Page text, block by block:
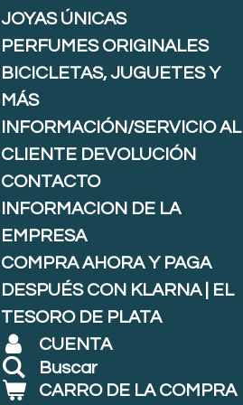
JOYAS ÚNICAS
PERFUMES ORIGINALES
BICICLETAS, JUGUETES Y
MÁS
INFORMACIÓN/SERVICIO AL
CLIENTE DEVOLUCIÓN
CONTACTO
INFORMACION DE LA
EMPRESA
COMPRA AHORA Y PAGA
DESPUÉS CON KLARNA | EL
TESORO DE PLATA
CUENTA
Buscar
CARRO DE LA COMPRA